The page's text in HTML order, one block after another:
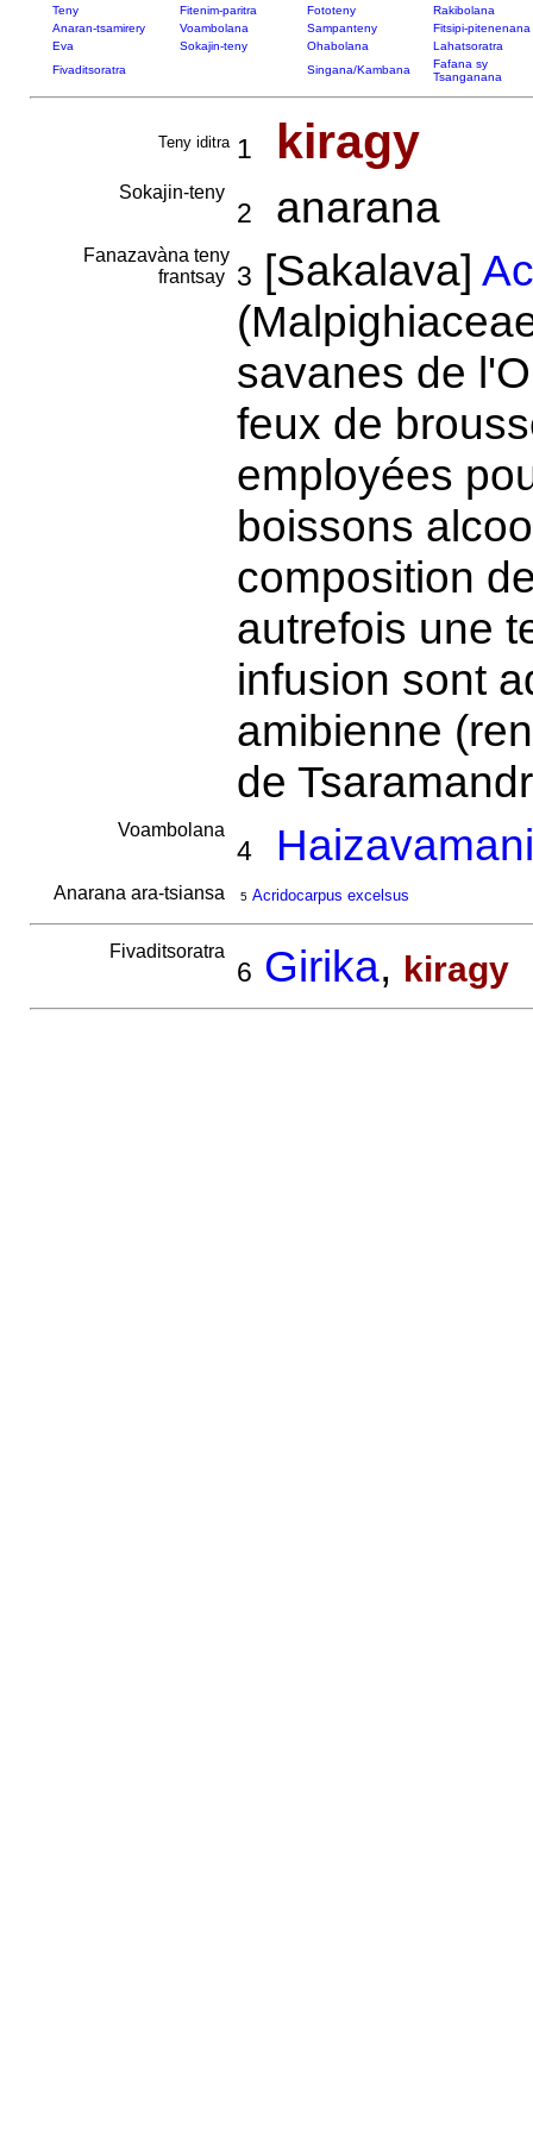
Teny Fitenim-paritra Fototeny
Rakibolana
Anaran-tsamirery
Voambolana Sampanteny
Fitsipi-pitenenana
Eva
Sokajin-teny Ohabolana
Lahatsoratra
Fivaditsoratra
Singana/Kambana
Fafana sy
Tsanganana
Teny iditra 1 kiragy
Sokajin-teny
2 anarana
Fanazavàna teny
frantsay
3 [Sakalava]
savanes de
feux de
employées
boissons
composition
autrefois une
infusion sont
amibienne
de
Voambolana
4
Anarana ara-tsiansa 5 Acridocarpus excelsus
Fivaditsoratra
6 Girika, kiragy